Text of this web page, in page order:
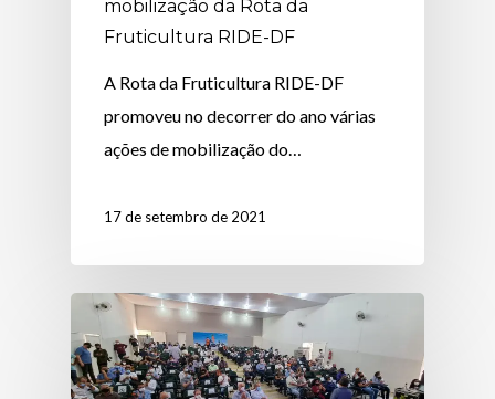
mobilização da Rota da
Fruticultura RIDE-DF
A Rota da Fruticultura RIDE-DF
promoveu no decorrer do ano várias
ações de mobilização do…
17 de setembro de 2021